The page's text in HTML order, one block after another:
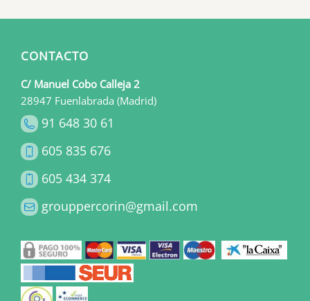
CONTACTO
C/ Manuel Cobo Calleja 2
28947 Fuenlabrada (Madrid)
91 648 30 61
605 835 676
605 434 374
grouppercorin@gmail.com